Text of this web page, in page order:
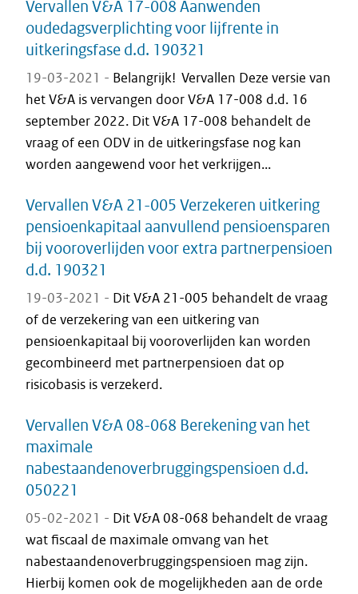
Vervallen V&A 17-008 Aanwenden
oudedagsverplichting voor lijfrente in
uitkeringsfase d.d. 190321
19-03-2021 - Belangrijk! Vervallen Deze versie van
het V&A is vervangen door V&A 17-008 d.d. 16
september 2022. Dit V&A 17-008 behandelt de
vraag of een ODV in de uitkeringsfase nog kan
worden aangewend voor het verkrijgen...
Vervallen V&A 21-005 Verzekeren uitkering
pensioenkapitaal aanvullend pensioensparen
bij vooroverlijden voor extra partnerpensioen
d.d. 190321
19-03-2021 - Dit V&A 21-005 behandelt de vraag
of de verzekering van een uitkering van
pensioenkapitaal bij vooroverlijden kan worden
gecombineerd met partnerpensioen dat op
risicobasis is verzekerd.
Vervallen V&A 08-068 Berekening van het
maximale
nabestaandenoverbruggingspensioen d.d.
050221
05-02-2021 - Dit V&A 08-068 behandelt de vraag
wat fiscaal de maximale omvang van het
nabestaandenoverbruggingspensioen mag zijn.
Hierbij komen ook de mogelijkheden aan de orde